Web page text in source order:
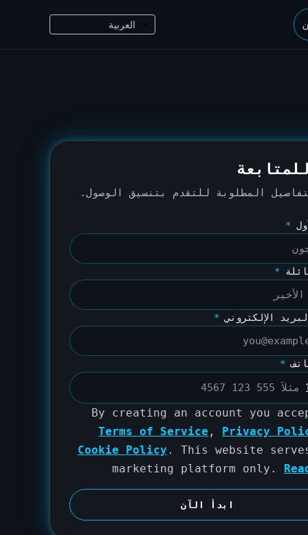
المطلوبة للتقدم بتنسيق الوصول.
*
*
الإلكتروني *
*
By creating an account you
Terms of Service , Privacy
Cookie Policy . This website
marketing platform only.
ابدأ الآن